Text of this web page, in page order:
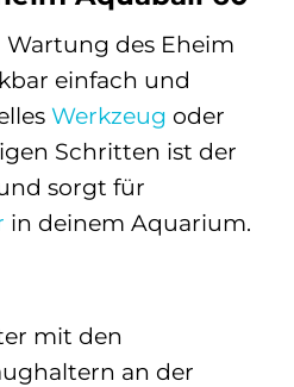
des Eheim
einfach und
Werkzeug oder
Schritten ist der
sorgt für
in deinem Aquarium.
mit den
an der